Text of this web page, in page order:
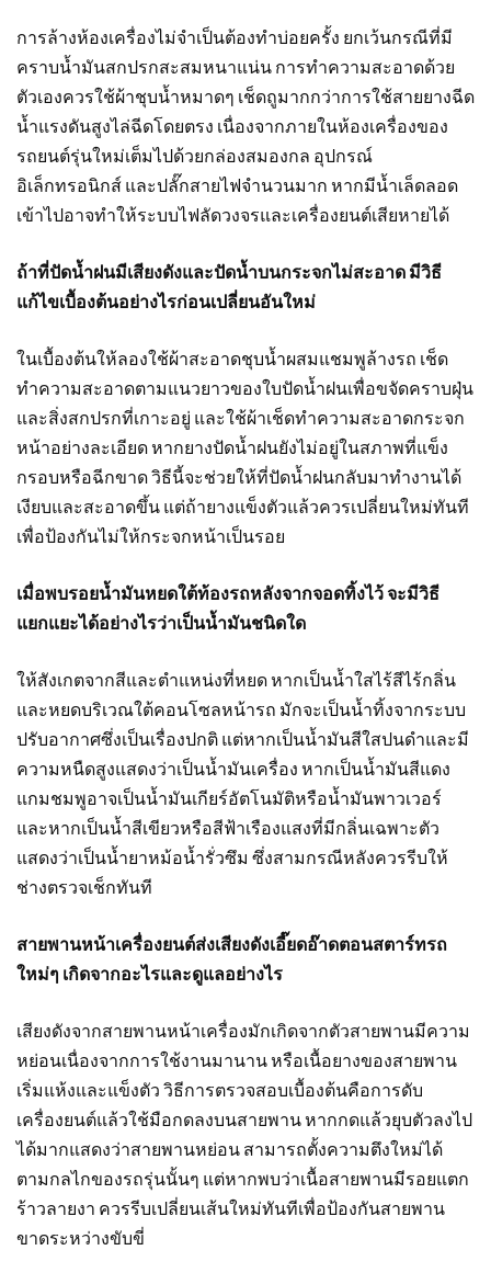
การล้างห้องเครื่องไม่จำเป็นต้องทำบ่อยครั้ง ยกเว้นกรณีที่มี
คราบน้ำมันสกปรกสะสมหนาแน่น การทำความสะอาดด้วย
ตัวเองควรใช้ผ้าชุบน้ำหมาดๆ เช็ดถูมากกว่าการใช้สายยางฉีด
น้ำแรงดันสูงไล่ฉีดโดยตรง เนื่องจากภายในห้องเครื่องของ
รถยนต์รุ่นใหม่เต็มไปด้วยกล่องสมองกล อุปกรณ์
อิเล็กทรอนิกส์ และปลั๊กสายไฟจำนวนมาก หากมีน้ำเล็ดลอด
เข้าไปอาจทำให้ระบบไฟลัดวงจรและเครื่องยนต์เสียหายได้
ถ้าที่ปัดน้ำฝนมีเสียงดังและปัดน้ำบนกระจกไม่สะอาด มีวิธี
แก้ไขเบื้องต้นอย่างไรก่อนเปลี่ยนอันใหม่
ในเบื้องต้นให้ลองใช้ผ้าสะอาดชุบน้ำผสมแชมพูล้างรถ เช็ด
ทำความสะอาดตามแนวยาวของใบปัดน้ำฝนเพื่อขจัดคราบฝุ่น
และสิ่งสกปรกที่เกาะอยู่ และใช้ผ้าเช็ดทำความสะอาดกระจก
หน้าอย่างละเอียด หากยางปัดน้ำฝนยังไม่อยู่ในสภาพที่แข็ง
กรอบหรือฉีกขาด วิธีนี้จะช่วยให้ที่ปัดน้ำฝนกลับมาทำงานได้
เงียบและสะอาดขึ้น แต่ถ้ายางแข็งตัวแล้วควรเปลี่ยนใหม่ทันที
เพื่อป้องกันไม่ให้กระจกหน้าเป็นรอย
เมื่อพบรอยน้ำมันหยดใต้ท้องรถหลังจากจอดทิ้งไว้ จะมีวิธี
แยกแยะได้อย่างไรว่าเป็นน้ำมันชนิดใด
ให้สังเกตจากสีและตำแหน่งที่หยด หากเป็นน้ำใสไร้สีไร้กลิ่น
และหยดบริเวณใต้คอนโซลหน้ารถ มักจะเป็นน้ำทิ้งจากระบบ
ปรับอากาศซึ่งเป็นเรื่องปกติ แต่หากเป็นน้ำมันสีใสปนดำและมี
ความหนืดสูงแสดงว่าเป็นน้ำมันเครื่อง หากเป็นน้ำมันสีแดง
แกมชมพูอาจเป็นน้ำมันเกียร์อัตโนมัติหรือน้ำมันพาวเวอร์
และหากเป็นน้ำสีเขียวหรือสีฟ้าเรืองแสงที่มีกลิ่นเฉพาะตัว
แสดงว่าเป็นน้ำยาหม้อน้ำรั่วซึม ซึ่งสามกรณีหลังควรรีบให้
ช่างตรวจเช็กทันที
สายพานหน้าเครื่องยนต์ส่งเสียงดังเอี๊ยดอ๊าดตอนสตาร์ทรถ
ใหม่ๆ เกิดจากอะไรและดูแลอย่างไร
เสียงดังจากสายพานหน้าเครื่องมักเกิดจากตัวสายพานมีความ
หย่อนเนื่องจากการใช้งานมานาน หรือเนื้อยางของสายพาน
เริ่มแห้งและแข็งตัว วิธีการตรวจสอบเบื้องต้นคือการดับ
เครื่องยนต์แล้วใช้มือกดลงบนสายพาน หากกดแล้วยุบตัวลงไป
ได้มากแสดงว่าสายพานหย่อน สามารถตั้งความตึงใหม่ได้
ตามกลไกของรถรุ่นนั้นๆ แต่หากพบว่าเนื้อสายพานมีรอยแตก
ร้าวลายงา ควรรีบเปลี่ยนเส้นใหม่ทันทีเพื่อป้องกันสายพาน
ขาดระหว่างขับขี่